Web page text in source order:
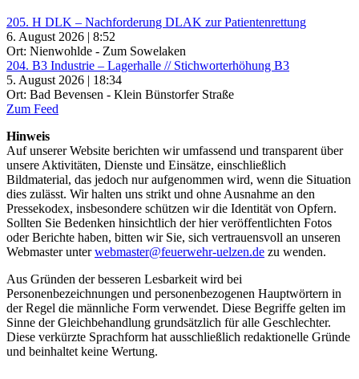
205. H DLK – Nachforderung DLAK zur Patientenrettung
6. August 2026 | 8:52
Ort: Nienwohlde - Zum Sowelaken
204. B3 Industrie – Lagerhalle // Stichworterhöhung B3
5. August 2026 | 18:34
Ort: Bad Bevensen - Klein Bünstorfer Straße
Zum Feed
Hinweis
Auf unserer Website berichten wir umfassend und transparent über
unsere Aktivitäten, Dienste und Einsätze, einschließlich
Bildmaterial, das jedoch nur aufgenommen wird, wenn die Situation
dies zulässt. Wir halten uns strikt und ohne Ausnahme an den
Pressekodex, insbesondere schützen wir die Identität von Opfern.
Sollten Sie Bedenken hinsichtlich der hier veröffentlichten Fotos
oder Berichte haben, bitten wir Sie, sich vertrauensvoll an unseren
Webmaster unterwebmaster@feuerwehr-uelzen.de zu wenden.
Aus Gründen der besseren Lesbarkeit wird bei
Personenbezeichnungen und personenbezogenen Hauptwörtern in
der Regel die männliche Form verwendet. Diese Begriffe gelten im
Sinne der Gleichbehandlung grundsätzlich für alle Geschlechter.
Diese verkürzte Sprachform hat ausschließlich redaktionelle Gründe
und beinhaltet keine Wertung.